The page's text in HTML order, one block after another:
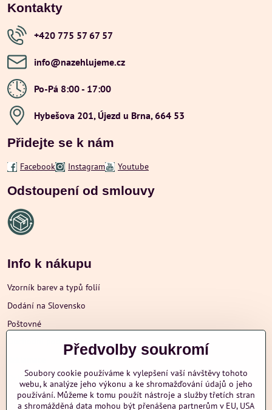
Kontakty
+420 775 57 67 57
info​@nazehlujeme​.cz
Po-Pá 8:00 - 17:00
Hybešova 201, Újezd u Brna, 664 53
Přidejte se k nám
Facebook Instagram Youtube
Odstoupení od smlouvy
Info k nákupu
Vzorník barev a typů folií
Dodání na Slovensko
Poštovné
Obchodní podmínky
Ochrana osobních údajů
Předvolby soukromí
Soubory cookie používáme k vylepšení vaší návštěvy tohoto
webu, k analýze jeho výkonu a ke shromažďování údajů o jeho
používání. Můžeme k tomu použít nástroje a služby třetích stran
a shromážděná data mohou být přenášena partnerům v EU, USA